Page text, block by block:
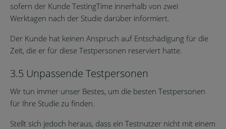
sofern der Kunde TestingTime innerhalb von zwei
Werktagen nach der Studie darüber informiert.
Der Kunde hat keinen Anspruch auf Entschädigung für die
Zeit, die er für diese Testpersonen reserviert hatte.
3.5 Unpassende Testpersonen
Wir tun immer unser Bestes, um die besten Testpersonen
für Ihre Studie zu finden.
Stellt sich jedoch heraus, dass ein Testnutzer nicht mit einem